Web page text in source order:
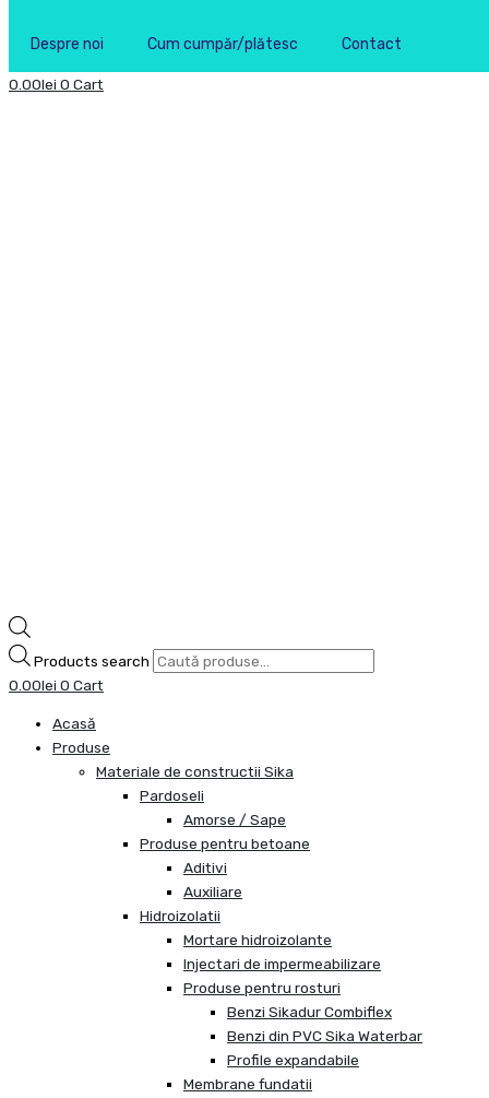
Despre noi Cum cumpăr/plătesc Contact
0.00lei 0 Cart
Products search
0.00lei 0 Cart
Acasă
Produse
Materiale de constructii Sika
Pardoseli
Amorse / Sape
Produse pentru betoane
Aditivi
Auxiliare
Hidroizolatii
Mortare hidroizolante
Injectari de impermeabilizare
Produse pentru rosturi
Benzi Sikadur Combiflex
Benzi din PVC Sika Waterbar
Profile expandabile
Membrane fundatii